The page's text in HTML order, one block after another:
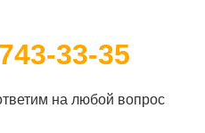
33-35
на любой вопрос